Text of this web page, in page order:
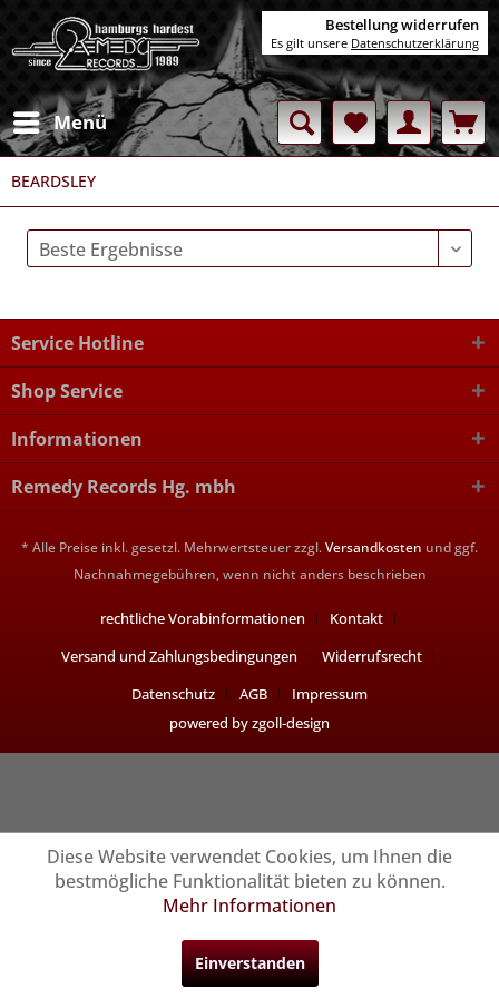
Menü
BEARDSLEY
Service Hotline
Shop Service
Informationen
Remedy Records Hg. mbh
* Alle Preise inkl. gesetzl. Mehrwertsteuer zzgl.Versandkosten und ggf.
Nachnahmegebühren, wenn nicht anders beschrieben
rechtliche Vorabinformationen
Kontakt
Versand und Zahlungsbedingungen
Widerrufsrecht
Datenschutz
AGB
Impressum
powered by zgoll-design
Bestellung widerrufen
Es gilt unsere Datenschutzerklärung
Diese Website verwendet Cookies, um Ihnen die
bestmögliche Funktionalität bieten zu können.
Mehr Informationen
Einverstanden